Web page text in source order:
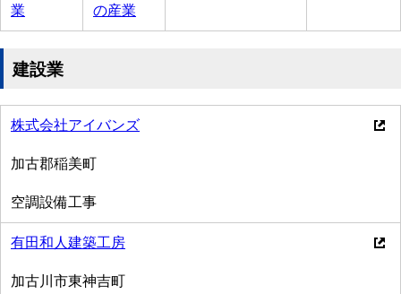
業
の産業
建設業
株式会社アイバンズ
加古郡稲美町
空調設備工事
有田和人建築工房
加古川市東神吉町